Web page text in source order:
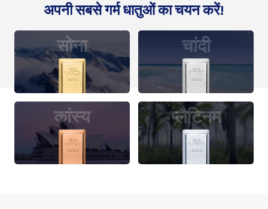
अपनी सबसे गर्म धातुओं का चयन करें!
सोना चांदी
कांस्य प्लैटिनम